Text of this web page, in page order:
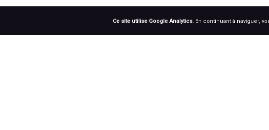
Ce site utilise Google Analytics. En continuant à naviguer,
RÉSEAUX SOCIAUX